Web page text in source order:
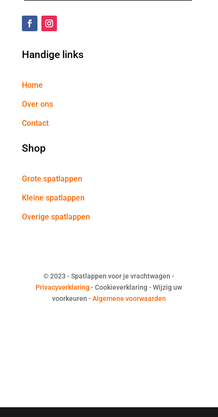
Handige links
Home
Over ons
Contact
Shop
Grote spatlappen
Kleine spatlappen
Overige spatlappen
© 2023 - Spatlappen voor je vrachtwagen -
Privacyverklaring - Cookieverklaring - Wijzig uw
voorkeuren -Algemene voorwaarden